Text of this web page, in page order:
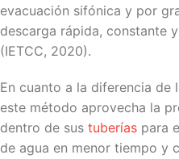
evacuación sifónica y por
descarga rápida, constante
(IETCC, 2020).
En cuanto a la diferencia de
este método aprovecha la
dentro de sus tuberías para
de agua en menor tiempo y